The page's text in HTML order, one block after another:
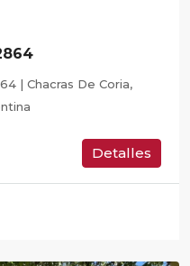
| Chacras De Coria,
Detalles